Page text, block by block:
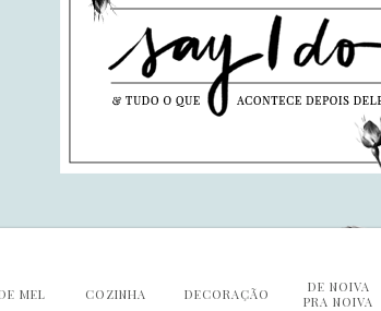
MEL COZINHA DECORAÇÃO
DE NOIVA
PRA NOIVA